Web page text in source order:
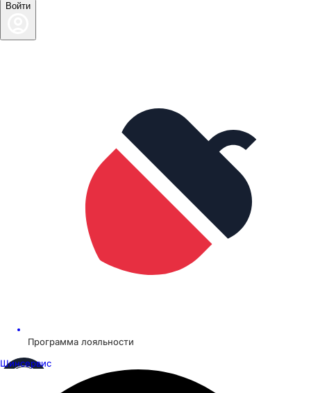
Войти
Программа лояльности
Шинсервис